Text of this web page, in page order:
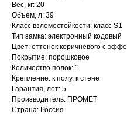
Вес, кг: 20
Объем, л: 39
Класс взломостойкости: класс S1
Тип замка: электронный кодовый
Цвет: оттенок коричневого с
Покрытие: порошковое
Количество полок: 1
Крепление: к полу, к стене
Гарантия, лет: 5
Производитель: ПРОМЕТ
Страна: Россия